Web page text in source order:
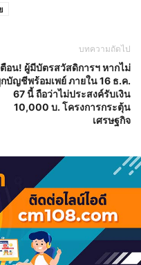
บทความถัดไป
ตือน! ผู้มีบัตรสวัสดิการฯ หากไม่
บัญชีพร้อมเพย์ ภายใน 16 ธ.ค.
67 นี้ ถือว่าไม่ประสงค์รับเงิน
10,000 บ. โครงการกระตุ้น
เศรษฐกิจ